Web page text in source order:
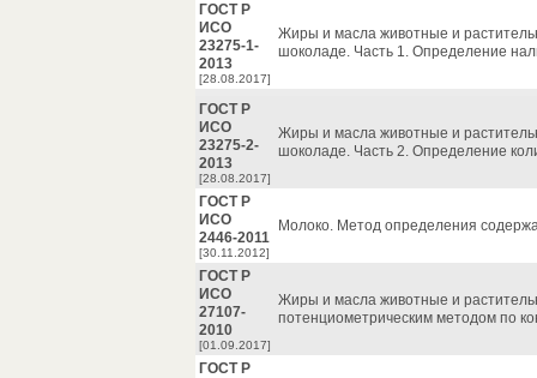
ГОСТ Р
ИСО
23275-1-
2013
[28.08.2017]
Жиры и масла животные и
шоколаде. Часть 1. Определение
ГОСТ Р
ИСО
23275-2-
2013
[28.08.2017]
Жиры и масла животные и
шоколаде. Часть 2. Определение
ГОСТ Р
ИСО
2446-2011
[30.11.2012]
Молоко. Метод определения
ГОСТ Р
ИСО
27107-
2010
[01.09.2017]
Жиры и масла животные и
потенциометрическим методом по
ГОСТ Р